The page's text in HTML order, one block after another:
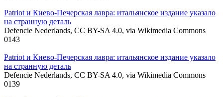
Patriot и Киево-Печерская лавра: итальянское издание указало
на странную деталь
Defencie Nederlands, CC BY-SA 4.0, via Wikimedia Commons
0143
Patriot и Киево-Печерская лавра: итальянское издание указало
на странную деталь
Defencie Nederlands, CC BY-SA 4.0, via Wikimedia Commons
0139